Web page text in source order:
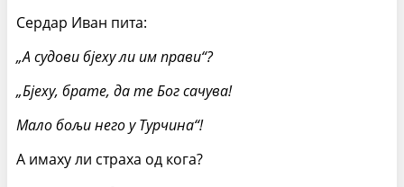
Сердар Иван пита:
„А судови бјеху ли им прави“?
„Бјеху, брате, да те Бог сачува!
Мало бољи него у Турчина“!
А имаху ли страха од кога?